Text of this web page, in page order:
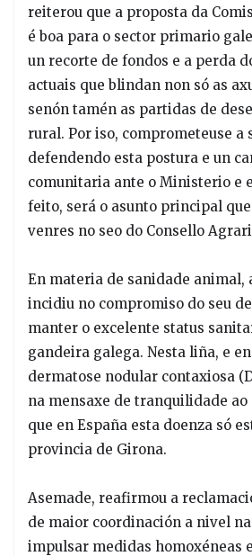
reiterou que a proposta da
é boa para o sector primario
un recorte de fondos e a perda
actuais que blindan non só as
senón tamén as partidas de
rural. Por iso, comprometeuse a
defendendo esta postura e un
comunitaria ante o Ministerio e
feito, será o asunto principal
venres no seo do Consello
En materia de sanidade animal,
incidiu no compromiso do seu
manter o excelente status
gandeira galega. Nesta liña, e
dermatose nodular contaxiosa
na mensaxe de tranquilidade
que en España esta doenza só
provincia de Girona.
Asemade, reafirmou a
de maior coordinación a nivel
impulsar medidas homoxéneas